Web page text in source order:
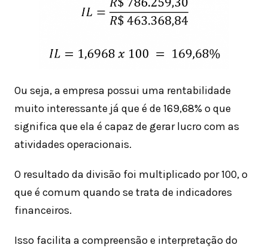
Ou seja, a empresa possui uma rentabilidade
muito interessante já que é de 169,68% o que
significa que ela é capaz de gerar lucro com as
atividades operacionais.
O resultado da divisão foi multiplicado por 100, o
que é comum quando se trata de indicadores
financeiros.
Isso facilita a compreensão e interpretação do